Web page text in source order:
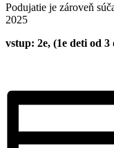
Podujatie je zároveň
2025
vstup: 2e, (1e deti od